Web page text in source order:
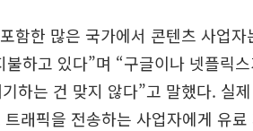
함한 많은 국가에서 콘텐츠 사업
하고 있다”며 “구글이나 넷플릭
하는 건 맞지 않다”고 말했다. 실
트래픽을 전송하는 사업자에게 유